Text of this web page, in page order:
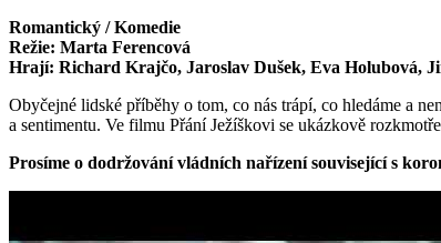
Romantický / Komedie
Režie: Marta Ferencová
Hrají: Richard Krajčo, Jaroslav Dušek, Eva Holubová,
Obyčejné lidské příběhy o tom, co nás trápí, co hledáme a
a sentimentu. Ve filmu Přání Ježíškovi se ukázkově
Prosíme o dodržování vládních nařízení související s